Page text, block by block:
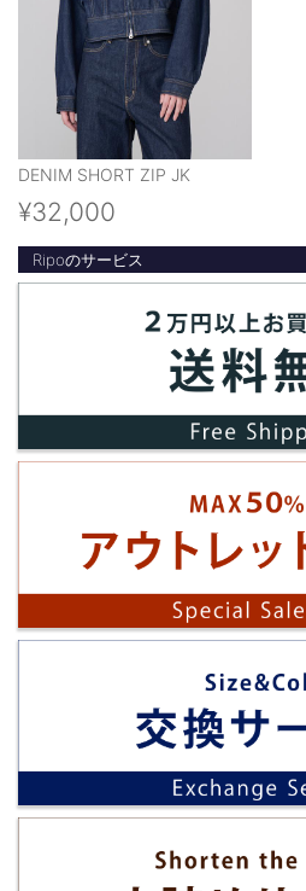
DENIM SHORT ZIP JK
¥32,000
Ripoのサービス